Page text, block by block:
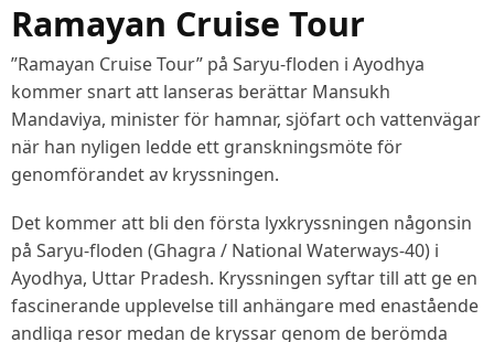
Ramayan Cruise Tour
”Ramayan Cruise Tour” på Saryu-floden i Ayodhya
kommer snart att lanseras berättar Mansukh
Mandaviya, minister för hamnar, sjöfart och vattenvägar
när han nyligen ledde ett granskningsmöte för
genomförandet av kryssningen.
Det kommer att bli den första lyxkryssningen någonsin
på Saryu-floden (Ghagra / National Waterways-40) i
Ayodhya, Uttar Pradesh. Kryssningen syftar till att ge en
fascinerande upplevelse till anhängare med enastående
andliga resor medan de kryssar genom de berömda